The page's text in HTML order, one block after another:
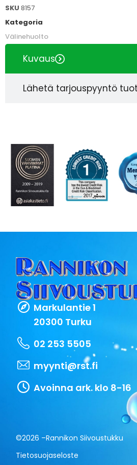
SKU 8157
Kategoria
Välinehuolto
Kuvaus
Lähetä tarjouspyyntö
Markulantie 1
20300 Turku
02 253 5505
myynti@rst.fi
Avoinna ark. klo 8-16
©2026 –Rannikon Siivoustukku
Tietosuojaseloste